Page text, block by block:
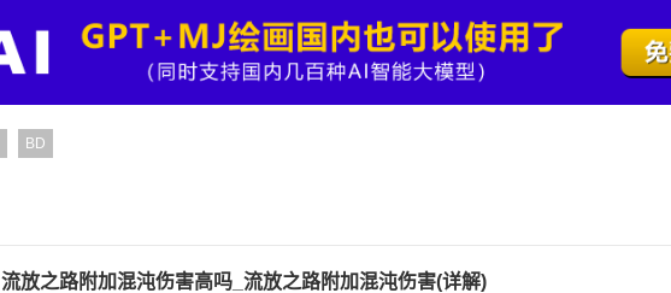
BD
流放之路附加混沌伤害高吗_流放之路附加混沌伤害(详解)